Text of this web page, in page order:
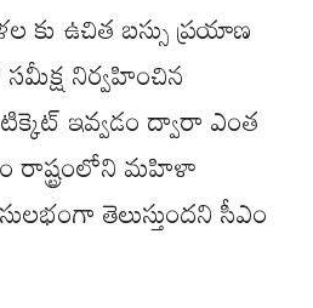
ఉచిత బస్సు ప్రయాణ
నిర్వహించిన
ఇవ్వడం ద్వారా ఎంత
రాష్ట్రంలోని మహిళా
తెలుస్తుందని సీఎం